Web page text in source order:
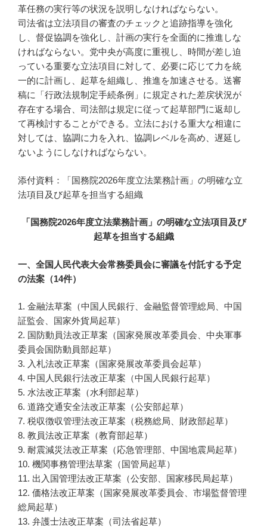
革任務の実行等の状況を説明しなければならない。
司法省は立法項目の審査のチェックと追跡指導を強化
し、督促協調を強化し、計画の実行を全面的に推進しな
ければならない。党中央が高度に重視し、時間が差し迫
っている重要な立法項目に対して、必要に応じて力を統
一的に計画し、起草を組織し、推進を加速させる。送審
稿に「行政法規制定手続条例」に規定された差戻状況が
存在する場合、司法部は規定に従って起草部門に返却し
て再検討することができる。立法における重大な相違に
対しては、協調に力を入れ、協調レベルを高め、遅延し
ないようにしなければならない。
添付資料：「国務院2026年度立法業務計画」の明確な立
法項目及び起草を担当する組織
「国務院2026年度立法業務計画」の明確な立法項目及び
起草を担当する組織
一、全国人民代表大会常務委員会に審議を付託する予定
の法案（14件）
1. 金融法草案（中国人民銀行、金融監督管理総局、中国
証監会、国家外貨局起草）
2. 国防動員法改正草案（国家発展改革委員会、中央軍事
委員会国防動員部起草）
3. 入札法改正草案（国家発展改革委員会起草）
4. 中国人民銀行法改正草案（中国人民銀行起草）
5. 水法改正草案（水利部起草）
6. 道路交通安全法改正草案（公安部起草）
7. 税収徴収管理法改正草案（税務総局、財政部起草）
8. 教員法改正草案（教育部起草）
9. 耐震減災法改正草案（応急管理部、中国地震局起草）
10. 機関事務管理法草案（国管局起草）
11. 出入国管理法改正草案（公安部、国家移民局起草）
12. 価格法改正草案（国家発展改革委員会、市場監督管理
総局起草）
13. 弁護士法改正草案（司法省起草）